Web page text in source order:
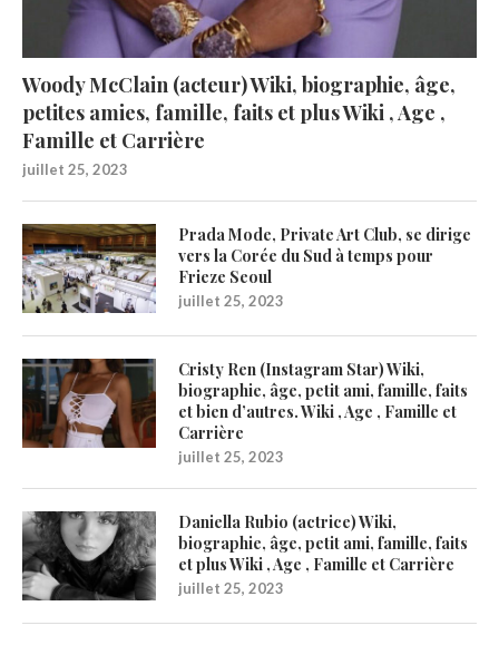
Woody McClain (acteur) Wiki, biographie, âge,
petites amies, famille, faits et plus Wiki , Age ,
Famille et Carrière
juillet 25, 2023
Prada Mode, Private Art Club, se dirige
vers la Corée du Sud à temps pour
Frieze Seoul
juillet 25, 2023
Cristy Ren (Instagram Star) Wiki,
biographie, âge, petit ami, famille, faits
et bien d’autres. Wiki , Age , Famille et
Carrière
juillet 25, 2023
Daniella Rubio (actrice) Wiki,
biographie, âge, petit ami, famille, faits
et plus Wiki , Age , Famille et Carrière
juillet 25, 2023